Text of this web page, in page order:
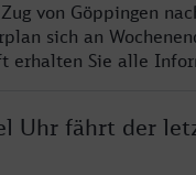
von Göppingen
sich an
erhalten Sie alle
Uhr fährt der